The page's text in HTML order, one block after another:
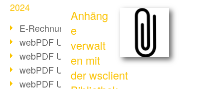
2024
E-Rechnungsstellung ab 2025
webPDF Update 9.0.0.3584
webPDF Update 9.0.0.3479
webPDF Update 9.0.0.3361
webPDF Update 9.0.0.3264
Anhäng
e
verwalt
en mit
der wsclient